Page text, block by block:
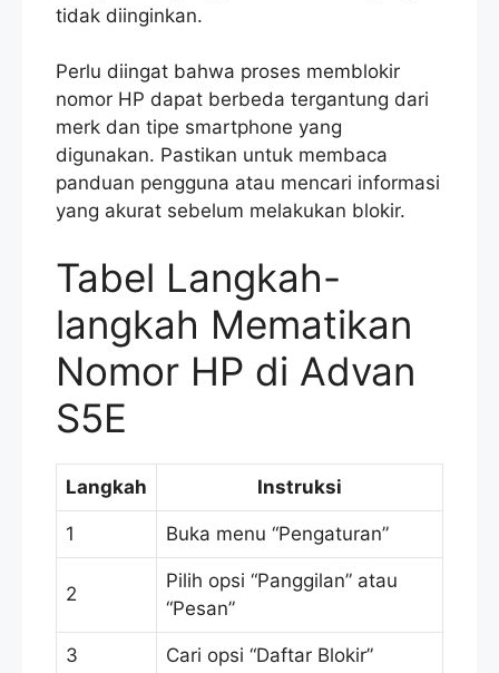
tidak diinginkan.
Perlu diingat bahwa proses memblokir
nomor HP dapat berbeda tergantung dari
merk dan tipe smartphone yang
digunakan. Pastikan untuk membaca
panduan pengguna atau mencari informasi
yang akurat sebelum melakukan blokir.
Tabel Langkah-
langkah Mematikan
Nomor HP di Advan
S5E
Langkah Instruksi
1 Buka menu “Pengaturan”
2
Pilih opsi “Panggilan” atau
“Pesan”
3 Cari opsi “Daftar Blokir”